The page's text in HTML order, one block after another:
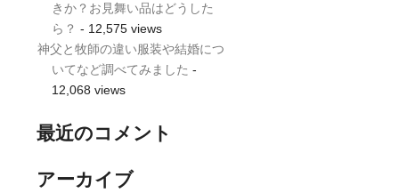
きか？お見舞い品はどうした
ら？ - 12,575 views
神父と牧師の違い服装や結婚につ
いてなど調べてみました -
12,068 views
最近のコメント
アーカイブ